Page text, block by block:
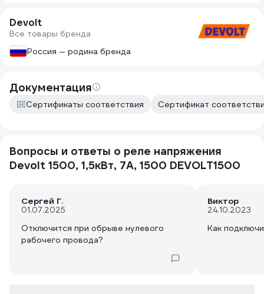
Devolt
Все товары бренда
Россия — родина бренда
Документация
Сертификаты соответствия Сертификат
Вопросы и ответы о реле напряжения
Devolt 1500, 1,5кВт, 7А, 1500 DEVOLT1500
Сергей Г.
01.07.2025
Отключится при обрыве нулевого
рабочего провода?
Виктор
24.10.2023
Как